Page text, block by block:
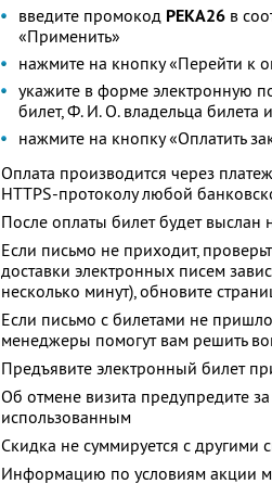
введите промокод РЕКА26 в
«Применить»
нажмите на кнопку «Перейти к
укажите в форме электронную
билет, Ф. И. О. владельца билета
нажмите на кнопку «Оплатить
Оплата производится через
HTTPS-протоколу любой
После оплаты билет будет выслан
Если письмо не приходит,
доставки электронных писем
несколько минут), обновите
Если письмо с билетами не
менеджеры помогут вам решить
Предъявите электронный билет
Об отмене визита предупредите за
использованным
Скидка не суммируется с
Информацию по условиям акции